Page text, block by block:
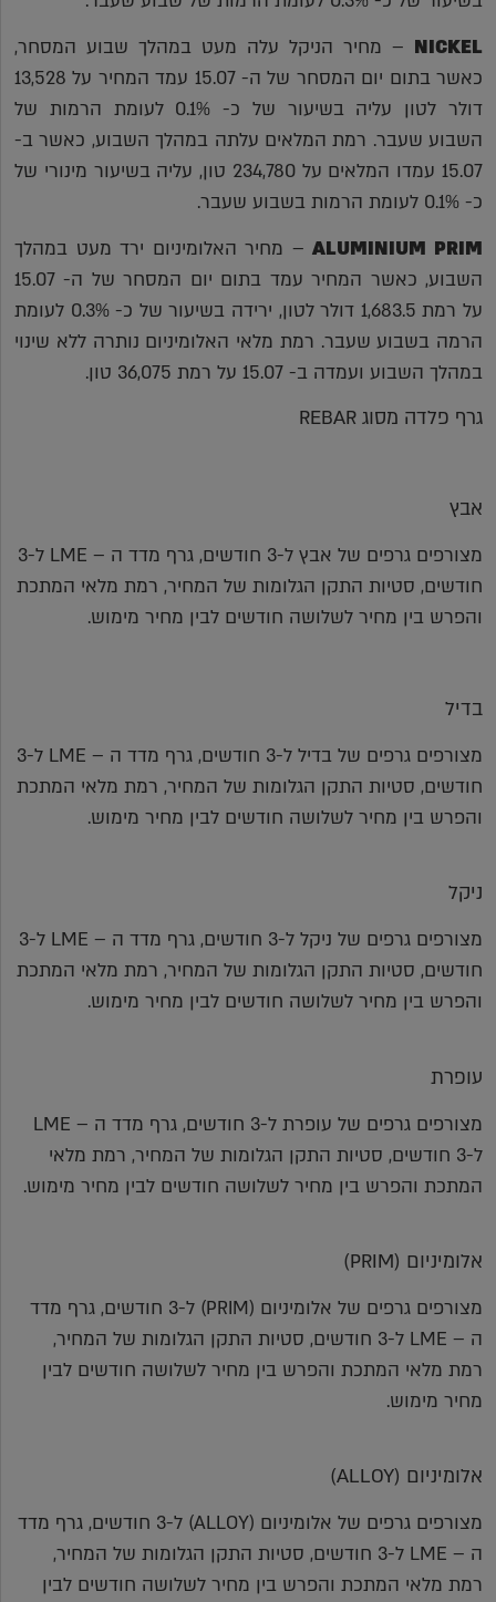
NICKEL – מחיר הניקל עלה מעט במהלך שבוע המסחר,
כאשר בתום יום המסחר של ה- 15.07 עמד המחיר על 13,528
דולר לטון עליה בשיעור של כ- 0.1% לעומת הרמות של
השבוע שעבר. רמת המלאים עלתה במהלך השבוע, כאשר ב-
15.07 עמדו המלאים על 234,780 טון, עליה בשיעור מינורי של
כ- 0.1% לעומת הרמות בשבוע שעבר.
ALUMINIUM PRIM– מחיר האלומיניום ירד מעט במהלך
השבוע, כאשר המחיר עמד בתום יום המסחר של ה- 15.07
על רמת 1,683.5 דולר לטון, ירידה בשיעור של כ- 0.3% לעומת
הרמה בשבוע שעבר. רמת מלאי האלומיניום נותרה ללא שינוי
במהלך השבוע ועמדה ב- 15.07 על רמת 36,075 טון.
גרף פלדה מסוג REBAR
אבץ
מצורפים גרפים של אבץ ל-3 חודשים, גרף מדד ה – LME ל-3
חודשים, סטיות התקן הגלומות של המחיר, רמת מלאי המתכת
והפרש בין מחיר לשלושה חודשים לבין מחיר מימוש.
בדיל
מצורפים גרפים של בדיל ל-3 חודשים, גרף מדד ה – LME ל-3
חודשים, סטיות התקן הגלומות של המחיר, רמת מלאי המתכת
והפרש בין מחיר לשלושה חודשים לבין מחיר מימוש.
ניקל
מצורפים גרפים של ניקל ל-3 חודשים, גרף מדד ה – LME ל-3
חודשים, סטיות התקן הגלומות של המחיר, רמת מלאי המתכת
והפרש בין מחיר לשלושה חודשים לבין מחיר מימוש.
עופרת
מצורפים גרפים של עופרת ל-3 חודשים, גרף מדד ה – LME
ל-3 חודשים, סטיות התקן הגלומות של המחיר, רמת מלאי
המתכת והפרש בין מחיר לשלושה חודשים לבין מחיר מימוש.
אלומיניום (PRIM)
מצורפים גרפים של אלומיניום (PRIM) ל-3 חודשים, גרף מדד
ה – LME ל-3 חודשים, סטיות התקן הגלומות של המחיר,
רמת מלאי המתכת והפרש בין מחיר לשלושה חודשים לבין
מחיר מימוש.
אלומיניום (ALLOY)
מצורפים גרפים של אלומיניום (ALLOY) ל-3 חודשים, גרף מדד
ה – LME ל-3 חודשים, סטיות התקן הגלומות של המחיר,
רמת מלאי המתכת והפרש בין מחיר לשלושה חודשים לבין